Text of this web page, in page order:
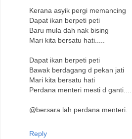
Kerana asyik pergi memancing
Dapat ikan berpeti peti
Baru mula dah nak bising
Mari kita bersatu hati.....
Dapat ikan berpeti peti
Bawak berdagang d pekan jati
Mari kita bersatu hati
Perdana menteri mesti d ganti......
@bersara lah perdana menteri.
Reply